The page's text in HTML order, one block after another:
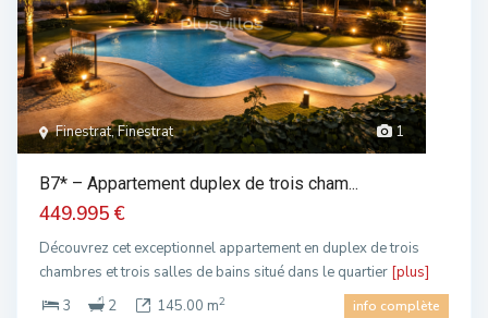
1
Finestrat, Finestrat
B7* – Appartement duplex de trois cham...
449.995 €
Découvrez cet exceptionnel appartement en duplex de trois
chambres et trois salles de bains situé dans le quartier [plus]
3
2 145.00 m2 info complète